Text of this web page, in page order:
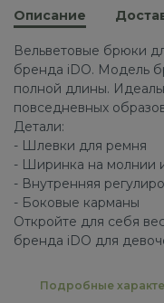
Описание
Вельветовые брюки
бренда iDO. Модель
полной длины.
повседневных
Детали:
- Шлевки для ремня
- Ширинка на молнии
- Внутренняя
- Боковые карманы
Откройте для себя
бренда iDO для
Подробные